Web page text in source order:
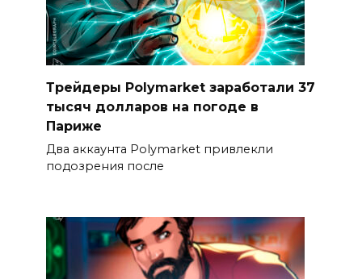
Трейдеры Polymarket заработали 37
тысяч долларов на погоде в
Париже
Два аккаунта Polymarket привлекли
подозрения после